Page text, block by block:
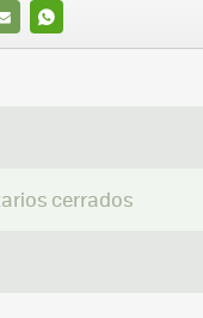
WHATSAPP
cerrados